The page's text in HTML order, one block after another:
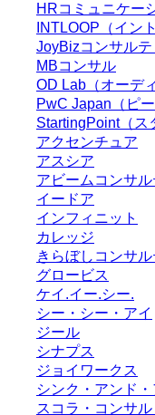
HRコミュニケー
INTLOOP（イン
JoyBizコンサル
MBコンサル
OD Lab（オーデ
PwC Japan（ピ
StartingPoint（ス
アクセンチュア
アスシア
アビームコンサ
イードア
インフィニット
カレッジ
きらぼしコンサ
グロービス
ケイ.イー.シー.
シー・シー・アイ
ジール
シナプス
ジョイワークス
シンク・アンド・
スコラ・コンサル